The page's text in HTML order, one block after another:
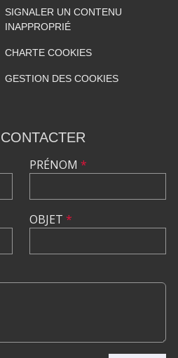
SIGNALER UN CONTENU
INAPPROPRIÉ
CHARTE COOKIES
GESTION DES COOKIES
PRÉNOM *
OBJET *